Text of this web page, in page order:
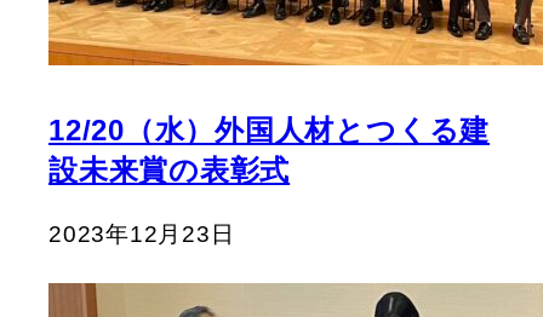
12/20（水）外国人材とつくる建
設未来賞の表彰式
2023年12月23日